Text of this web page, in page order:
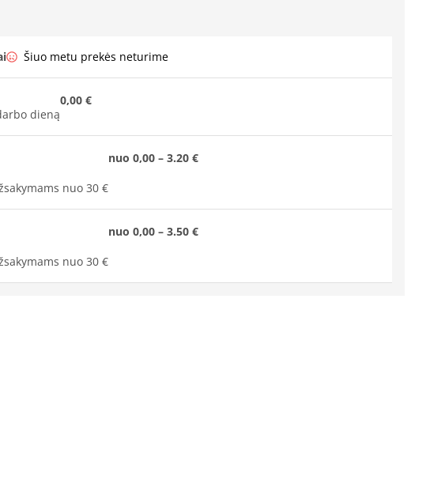
Šiuo metu prekės neturime
dieną
0,00 €
nuo 30 €
nuo 0,00 – 3.20 €
nuo 30 €
nuo 0,00 – 3.50 €